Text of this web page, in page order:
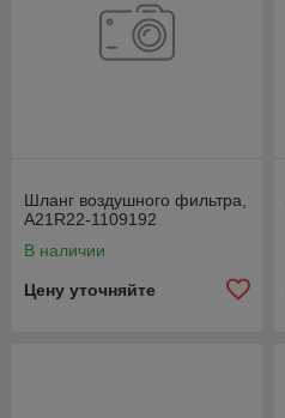
Шланг воздушного фильтра,
А21R22-1109192
В наличии
Цену уточняйте